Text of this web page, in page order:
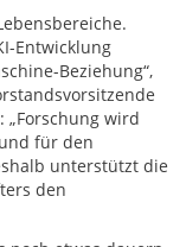
Entwicklung
Beziehung“,
„Forschung wird
für den
unterstützt die
den